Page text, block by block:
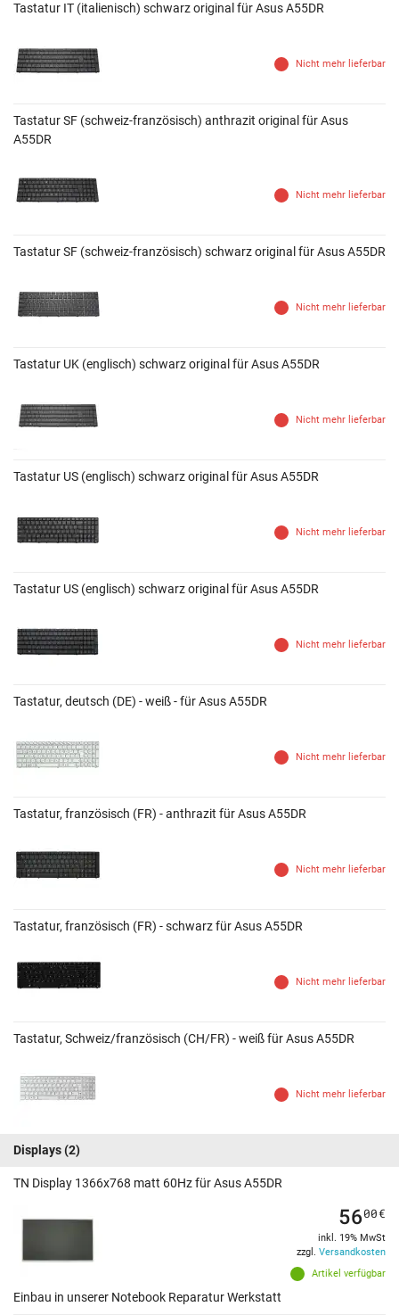
Tastatur IT (italienisch) schwarz original für Asus A55DR
Nicht mehr lieferbar
Tastatur SF (schweiz-französisch) anthrazit original für Asus
A55DR
Nicht mehr lieferbar
Tastatur SF (schweiz-französisch) schwarz original für Asus A55DR
Nicht mehr lieferbar
Tastatur UK (englisch) schwarz original für Asus A55DR
Nicht mehr lieferbar
Tastatur US (englisch) schwarz original für Asus A55DR
Nicht mehr lieferbar
Tastatur US (englisch) schwarz original für Asus A55DR
Nicht mehr lieferbar
Tastatur, deutsch (DE) - weiß - für Asus A55DR
Nicht mehr lieferbar
Tastatur, französisch (FR) - anthrazit für Asus A55DR
Nicht mehr lieferbar
Tastatur, französisch (FR) - schwarz für Asus A55DR
Nicht mehr lieferbar
Tastatur, Schweiz/französisch (CH/FR) - weiß für Asus A55DR
Nicht mehr lieferbar
Displays(2)
TN Display 1366x768 matt 60Hz für Asus A55DR
Artikel verfügbar
5600€
inkl. 19% MwSt
zzgl. Versandkosten
Einbau in unserer Notebook Reparatur Werkstatt